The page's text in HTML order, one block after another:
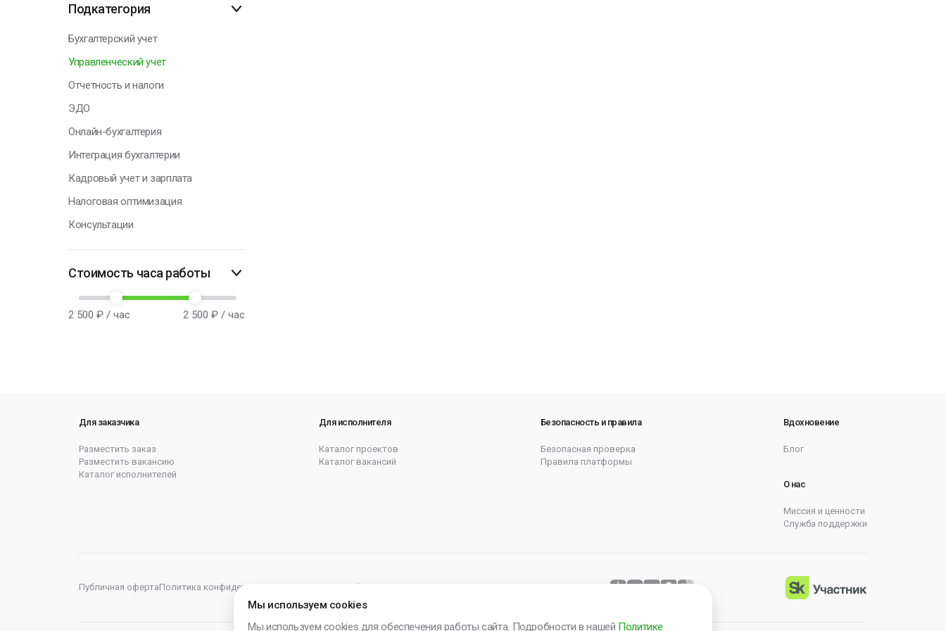
Подкатегория
Бухгалтерский учет
Управленческий учет
Отчетность и налоги
ЭДО
Онлайн-бухгалтерия
Интеграция бухгалтерии
Кадровый учет и зарплата
Налоговая оптимизация
Консультации
Стоимость часа работы
2 500 ₽ / час 2 500 ₽ / час
Для заказчика
Разместить заказ
Разместить вакансию
Каталог исполнителей
Для исполнителя
Каталог проектов
Каталог вакансий
Безопасность и правила
Безопасная проверка
Правила платформы
Вдохновение
Блог
О нас
Миссия и ценности
Служба поддержки
Публичная офертаПолитика конфиденциальности Политика cookie
Мы используем cookies
Мы используем cookies для обеспечения работы сайта. Подробности в нашей Политике